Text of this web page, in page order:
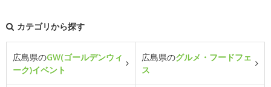
カテゴリから探す
広島県のGW(ゴールデンウィ
ーク)イベント
広島県のグルメ・フードフェ
ス